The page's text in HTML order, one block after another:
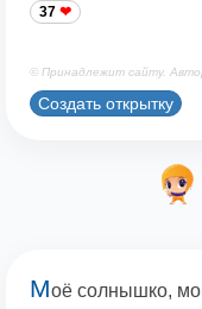
37
© Принадлежит сайту.
Создать открытку
Моё солнышко,